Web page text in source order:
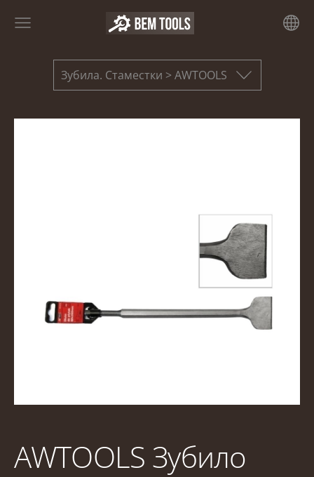
Зубила. Стаместки > AWTOOLS
AWTOOLS Зубило